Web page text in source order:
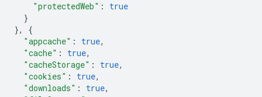
"protectedWeb" :
true
}
},
{
"appcache" : true,
"cache" : true,
"cacheStorage" : true,
"cookies" : true,
"downloads" : true,